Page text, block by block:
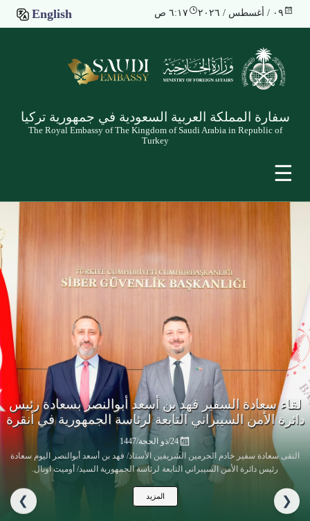
٠٩ / أغسطس / ٢٠٢٦ ٦:١٧ ص English
سفارة المملكة العربية السعودية في جمهورية تركيا
The Royal Embassy of The Kingdom of Saudi Arabia in Republic of
Turkey
☰